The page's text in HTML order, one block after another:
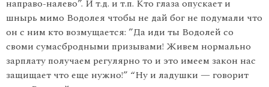
направо-налево”. И т.д. и т.п. Кто глаза опускает и
шнырь мимо Водолея чтобы не дай бог не подумали что
он с ним кто возмущается: ”Да иди ты Водолей со
своми сумасбродными призывами! Живем нормально
зарплату получаем регулярно то и это имеем закон нас
защищает что еще нужно!” “Ну и ладушки — говорит